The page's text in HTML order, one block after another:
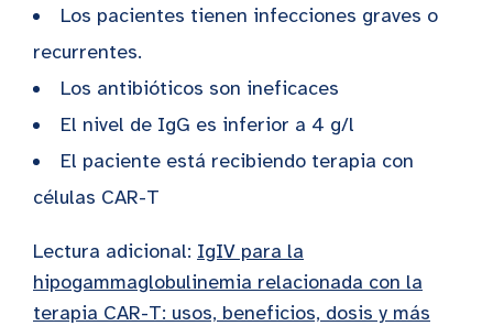
Los pacientes tienen infecciones graves o
recurrentes.
Los antibióticos son ineficaces
El nivel de IgG es inferior a 4 g/l
El paciente está recibiendo terapia con
células CAR-T
Lectura adicional: IgIV para la
hipogammaglobulinemia relacionada con la
terapia CAR-T: usos, beneficios, dosis y más